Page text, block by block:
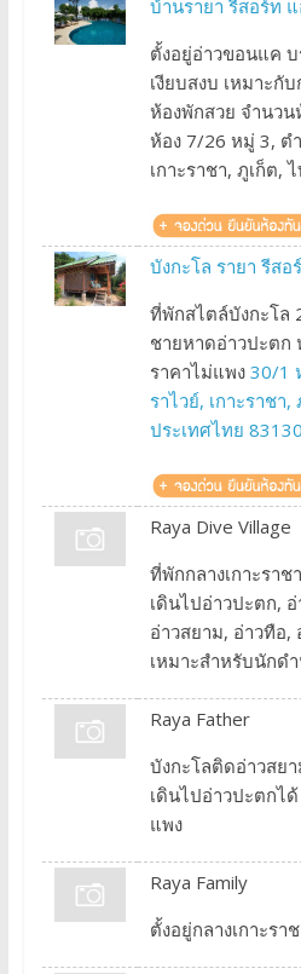
บ้านรายา รีสอร์ท
ตั้งอยู่อ่าวขอนแค
เงียบสงบ เหมาะกั
ห้องพักสวย จำนวน
ห้อง 7/26 หมู่ 3, ต
เกาะราชา, ภูเก็ต,
บังกะโล รายา รีสอ
ที่พักสไตล์บังกะโล
ชายหาดอ่าวปะตก
ราคาไม่แพง 30/1
ราไวย์, เกาะราชา,
ประเทศไทย 83130
Raya Dive Village
ที่พักกลางเกาะราช
เดินไปอ่าวปะตก,
อ่าวสยาม, อ่าวทือ,
เหมาะสำหรับนักด
Raya Father
บังกะโลติดอ่าวสย
เดินไปอ่าวปะตกไ
แพง
Raya Family
ตั้งอยู่กลางเกาะรา